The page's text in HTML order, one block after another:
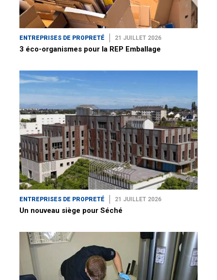
ENTREPRISES DE PROPRETÉ 21 JUILLET 2026
3 éco-organismes pour la REP Emballage
ENTREPRISES DE PROPRETÉ 21 JUILLET 2026
Un nouveau siège pour Séché